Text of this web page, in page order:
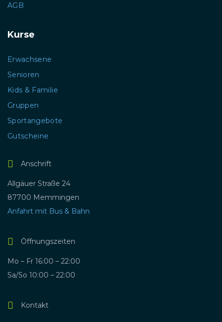
AGB
Kurse
Erwachsene
Senioren
Kids & Familie
Gruppen
Sportangebote
Gutscheine
Anschrift
Allgäuer Straße 24
87700 Memmingen
Anfahrt mit Bus & Bahn
Öffnungszeiten
Mo – Fr 16:00 – 22:00
Sa/So 10:00 – 22:00
Kontakt